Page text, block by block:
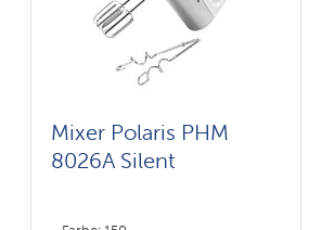
Mixer Polaris PHM
8026A Silent